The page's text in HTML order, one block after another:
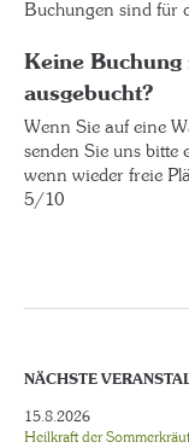
Buchungen sind für
Keine Buchung
ausgebucht?
Wenn Sie auf eine
senden Sie uns
wenn wieder freie
5/10
NÄCHSTE
15.8.2026
Heilkraft der